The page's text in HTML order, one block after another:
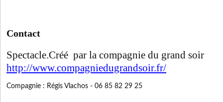
Contact
Spectacle.Créé par la compagnie du grand soir
http://www.compagniedugrandsoir.fr/
Compagnie : Régis Vlachos - 06 85 82 29 25